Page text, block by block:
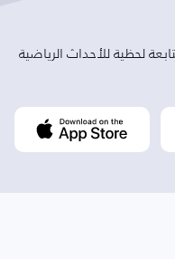
لحظية للأحداث الرياضية